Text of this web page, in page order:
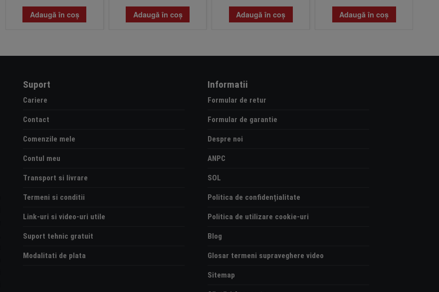
Adaugă în coș Adaugă în coș Adaugă în coș Adaugă în coș
Suport
Cariere
Contact
Comenzile mele
Contul meu
Transport si livrare
Termeni si conditii
Link-uri si video-uri utile
Suport tehnic gratuit
Modalitati de plata
Informatii
Formular de retur
Formular de garantie
Despre noi
ANPC
SOL
Politica de confidențialitate
Politica de utilizare cookie-uri
Blog
Glosar termeni supraveghere video
Sitemap